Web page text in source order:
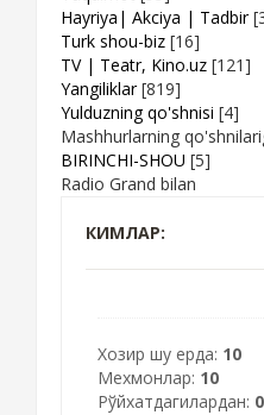
Hayriya| Akciya | Tadbir
Turk shou-biz [16]
TV | Teatr, Kino.uz [121]
Yangiliklar [819]
Yulduzning qo'shnisi [4]
Mashhurlarning
BIRINCHI-SHOU [5]
Radio Grand bilan
КИМЛАР:
Хозир шу ерда: 10
Мехмонлар: 10
Рўйхатдагилардан: 0